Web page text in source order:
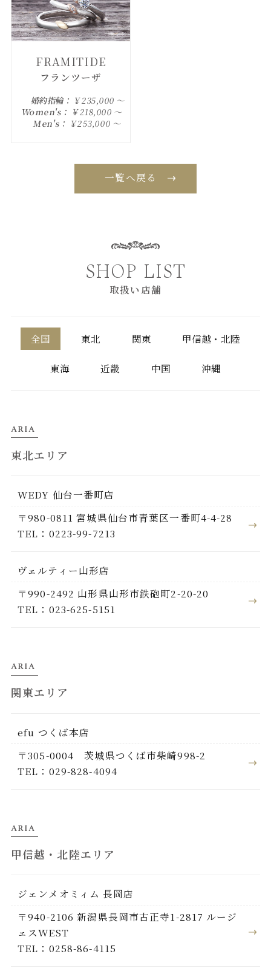
FRAMITIDE
フランツーザ
婚約指輪： ￥235,000 ～
Women's： ￥218,000 ～
Men's： ￥253,000 ～
一覧へ戻る
SHOP LIST
取扱い店舗
全国 東北 関東 甲信越・北陸
東海 近畿 中国 沖縄
ARIA
東北エリア
WEDY 仙台一番町店
〒980-0811 宮城県仙台市青葉区一番町4-4-28
TEL：0223-99-7213
ヴェルティー山形店
〒990-2492 山形県山形市鉄砲町2-20-20
TEL：023-625-5151
ARIA
関東エリア
efu つくば本店
〒305-0004 茨城県つくば市柴崎998-2
TEL：029-828-4094
ARIA
甲信越・北陸エリア
ジェンメオミィム 長岡店
〒940-2106 新潟県長岡市古正寺1-2817 ルージ
ェスWEST
TEL：0258-86-4115